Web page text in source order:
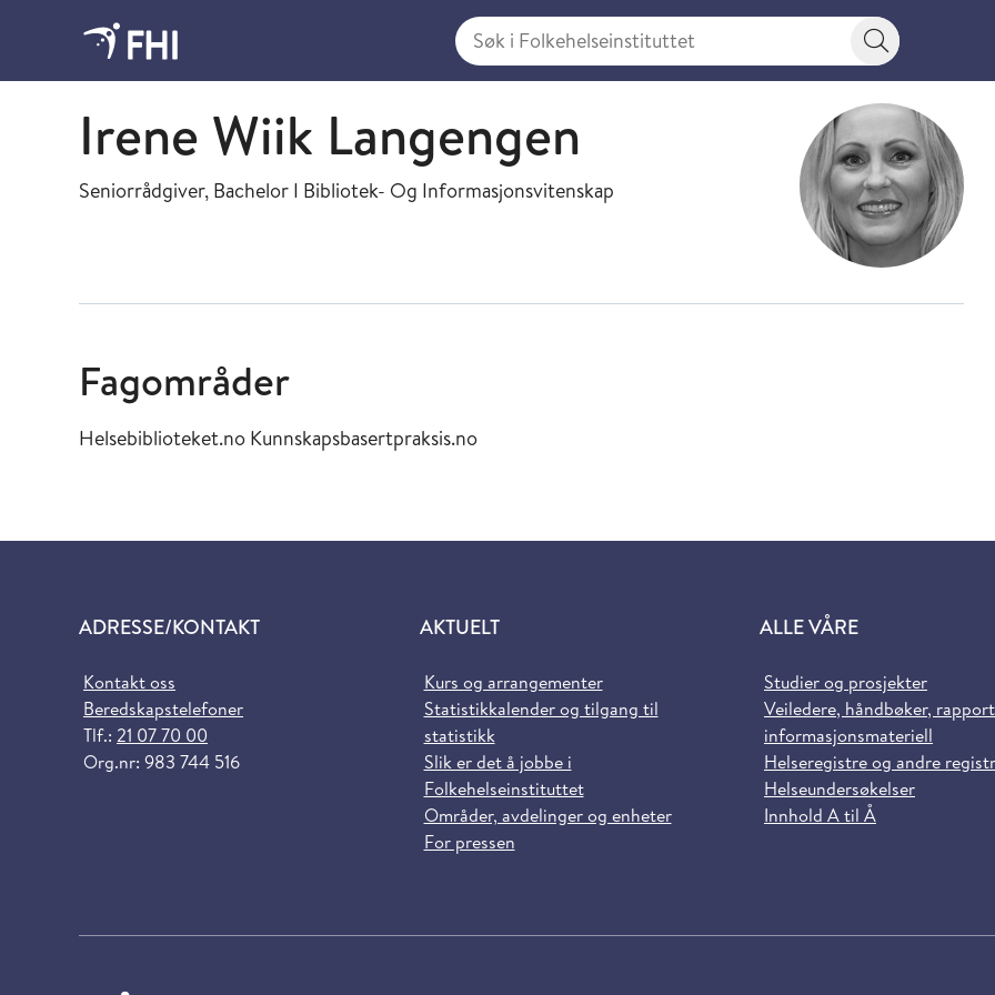
Søk i Folkehelseinstituttet
Søkeknapp
Vurdering av tiltak
Irene Wiik Langengen
Seniorrådgiver, Bachelor I Bibliotek- Og Informasjonsvitenskap
Fagområder
Helsebiblioteket.no Kunnskapsbasertpraksis.no
ADRESSE/KONTAKT
Kontakt oss
Beredskapstelefoner
Tlf.: 21 07 70 00
Org.nr: 983 744 516
AKTUELT
Kurs og arrangementer
Statistikkalender og tilgang til
statistikk
Slik er det å jobbe i
Folkehelseinstituttet
Områder, avdelinger og enheter
For pressen
ALLE VÅRE
Studier og prosjekter
Veiledere, håndbøker,
informasjonsmateriell
Helseregistre og andre
Helseundersøkelser
Innhold A til Å